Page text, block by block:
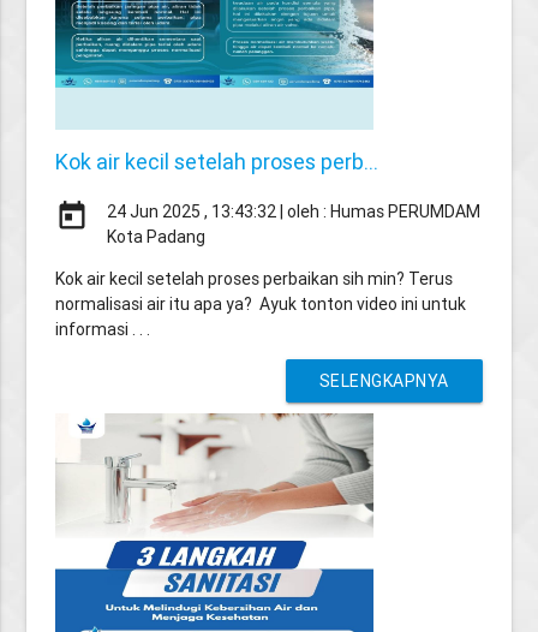
Kok air kecil setelah proses perb...
today
24 Jun 2025 , 13:43:32 | oleh : Humas PERUMDAM
Kota Padang
Kok air kecil setelah proses perbaikan sih min? Terus
normalisasi air itu apa ya? Ayuk tonton video ini untuk
informasi . . .
SELENGKAPNYA